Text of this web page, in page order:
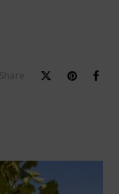
Share